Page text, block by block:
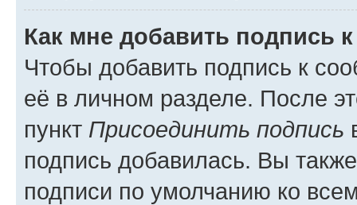
Как мне добавить подпись
Чтобы добавить подпись к
её в личном разделе. После
пункт Присоединить подпись
подпись добавилась. Вы
подписи по умолчанию ко